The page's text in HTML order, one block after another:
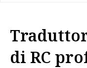
di RC